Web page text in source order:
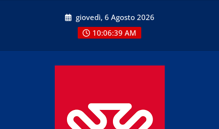
giovedì, 6 Agosto 2026
10:06:39 AM